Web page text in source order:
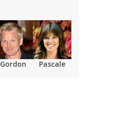
Gordon Pascale